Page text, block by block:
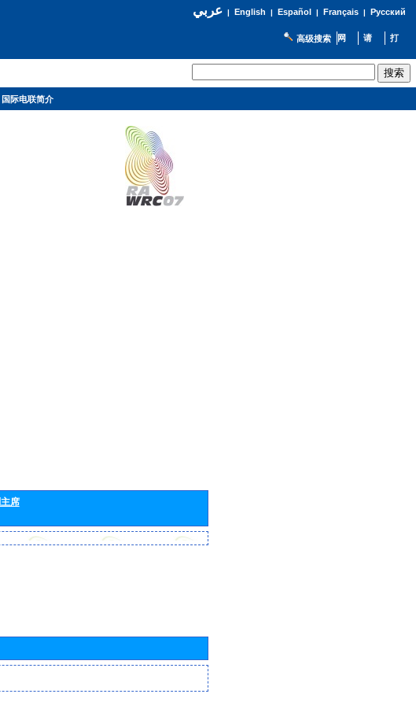
عربي| English | Español | Français| Русский
高级搜索
席
国际电联简介